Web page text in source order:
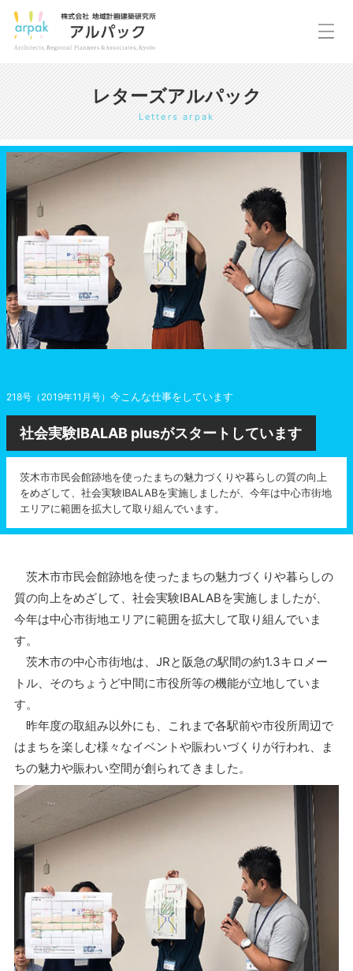
レターズアルパック
Letters arpak
218号（2019年11月号） 今こんな仕事をしています
社会実験IBALAB plusがスタートしています
茨木市市民会館跡地を使ったまちの魅力づくりや暮らしの質の向上
をめざして、社会実験IBALABを実施しましたが、今年は中心市街地
エリアに範囲を拡大して取り組んでいます。
茨木市市民会館跡地を使ったまちの魅力づくりや暮らしの
質の向上をめざして、社会実験IBALABを実施しましたが、
今年は中心市街地エリアに範囲を拡大して取り組んでいま
す。
茨木市の中心市街地は、JRと阪急の駅間の約1.3キロメー
トル、そのちょうど中間に市役所等の機能が立地していま
す。
昨年度の取組み以外にも、これまで各駅前や市役所周辺で
はまちを楽しむ様々なイベントや賑わいづくりが行われ、ま
ちの魅力や賑わい空間が創られてきました。